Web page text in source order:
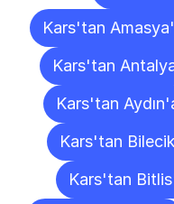
Kars'tan
Kars'tan
Kars'tan
Kars'tan
Kars'tan